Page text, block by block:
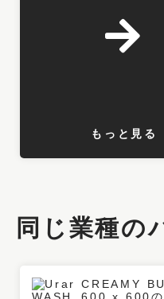
もっと見る
同じ業種の